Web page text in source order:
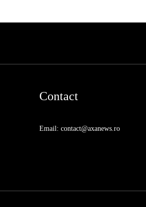
Contact
Email: contact@axanews.ro